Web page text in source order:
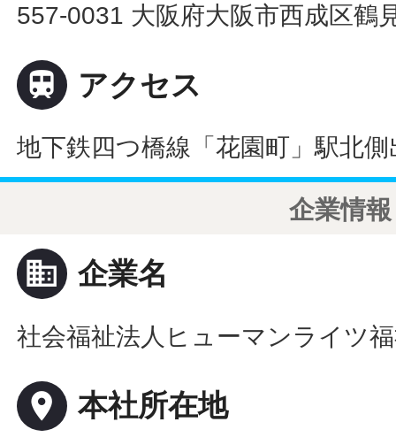
557-0031 大阪府大阪市西成区鶴
 アクセス
地下鉄四つ橋線「花園町」駅北
企業情報
business 企業名
社会福祉法人ヒューマンライツ
place 本社所在地